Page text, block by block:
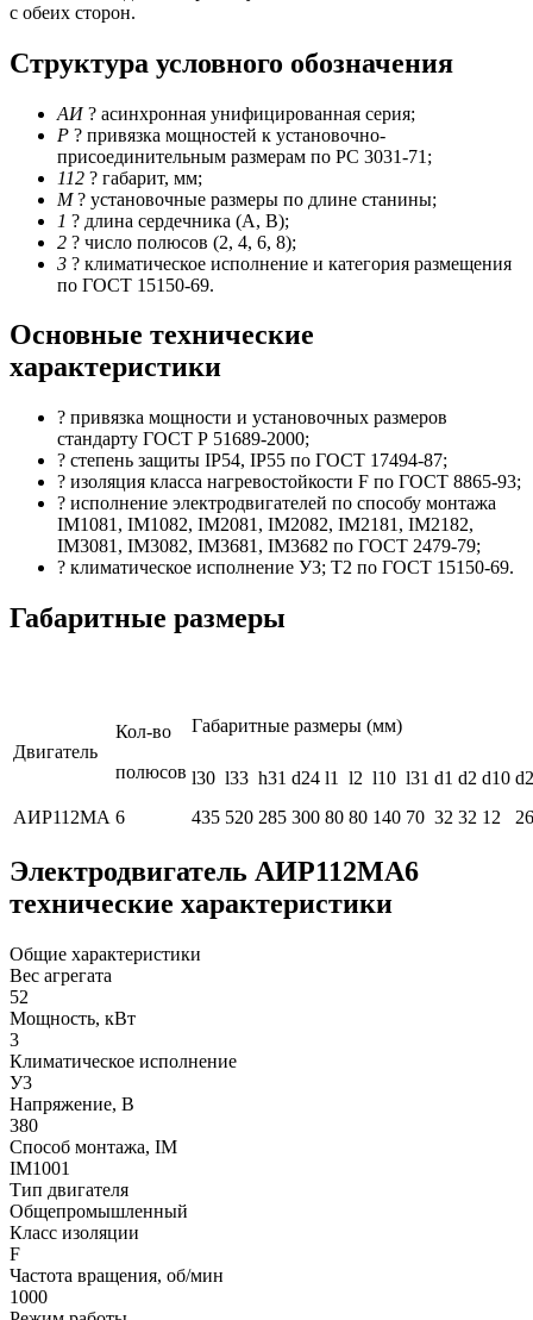
с обеих сторон.
Структура условного обозначения
АИ? асинхронная унифицированная серия;
Р ? привязка мощностей к установочно-
присоединительным размерам по РС 3031-71;
112 ? габарит, мм;
M? установочные размеры по длине станины;
1 ? длина сердечника (А, В);
2 ? число полюсов (2, 4, 6, 8);
3 ? климатическое исполнение и категория размещения
по ГОСТ 15150-69.
Основные технические
характеристики
? привязка мощности и установочных размеров
стандарту ГОСТ Р 51689-2000;
? степень защиты IP54, IP55 по ГОСТ 17494-87;
? изоляция класса нагревостойкости F по ГОСТ 8865-93;
? исполнение электродвигателей по способу монтажа
IM1081, IM1082, IM2081, IM2082, IM2181, IM2182,
IM3081, IM3082, IM3681, IM3682 по ГОСТ 2479-79;
? климатическое исполнение У3; Т2 по ГОСТ 15150-69.
Габаритные размеры
Двигатель
Кол-во
полюсов
Габаритные размеры (мм)
l30 l33 h31 d24 l1 l2 l10 l31 d1 d2 d10
АИР112МА 6 435 520 285 300 80 80 140 70 32 32 12
Электродвигатель АИР112МА6
технические характеристики
Общие характеристики
Вес агрегата
52
Мощность, кВт
3
Климатическое исполнение
У3
Напряжение, В
380
Способ монтажа, IM
IM1001
Тип двигателя
Общепромышленный
Класс изоляции
F
Частота вращения, об/мин
1000